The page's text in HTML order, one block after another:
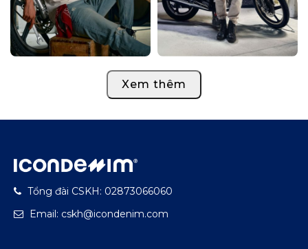
Xem thêm
Tổng đài CSKH: 02873066060
Email: cskh@icondenim.com